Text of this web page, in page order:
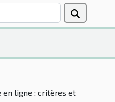
en ligne : critères et